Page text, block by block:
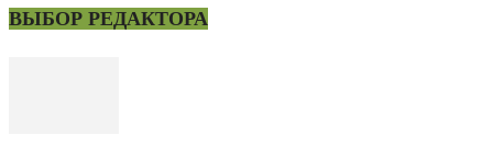
ВЫБОР РЕДАКТОРА